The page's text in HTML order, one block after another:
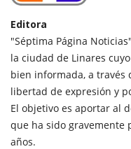
Editora
"Séptima Página
la ciudad de Linares
bien informada, a través
libertad de expresión y
El objetivo es aportar al
que ha sido gravemente
años.